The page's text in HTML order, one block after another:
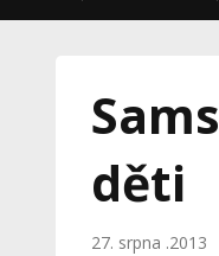
děti
27. srpna .2013